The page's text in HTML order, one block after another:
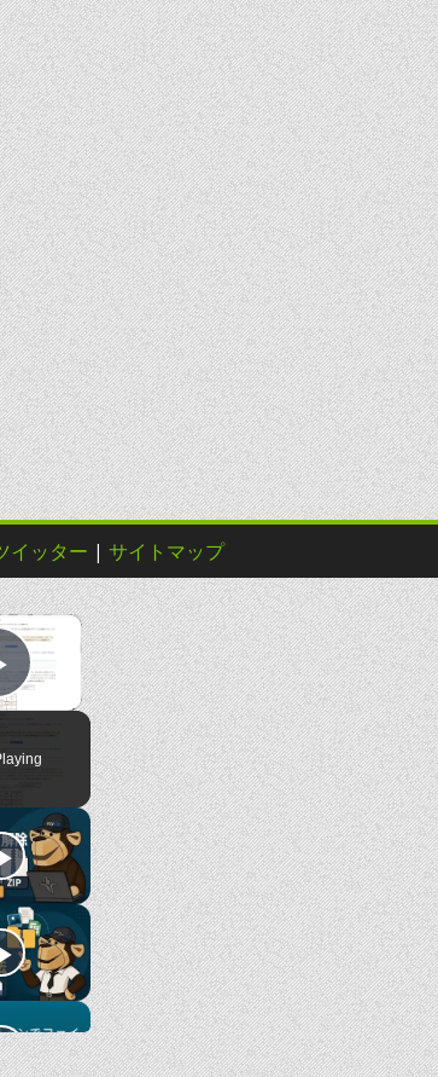
one
is: " . $size_percentage . "%";
イッター | サイトマップ
×
Video